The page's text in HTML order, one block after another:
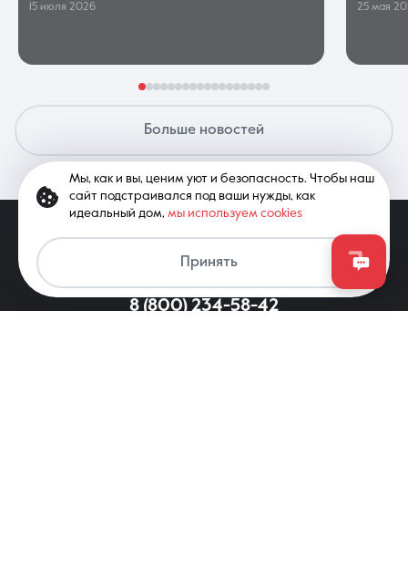
15 июля 2026 25 мая
Больше новостей
8 (800) 234-58-42
Мы, как и вы, ценим уют и безопасность. Чтобы наш
сайт подстраивался под ваши нужды, как
идеальный дом, мы используем cookies
Принять